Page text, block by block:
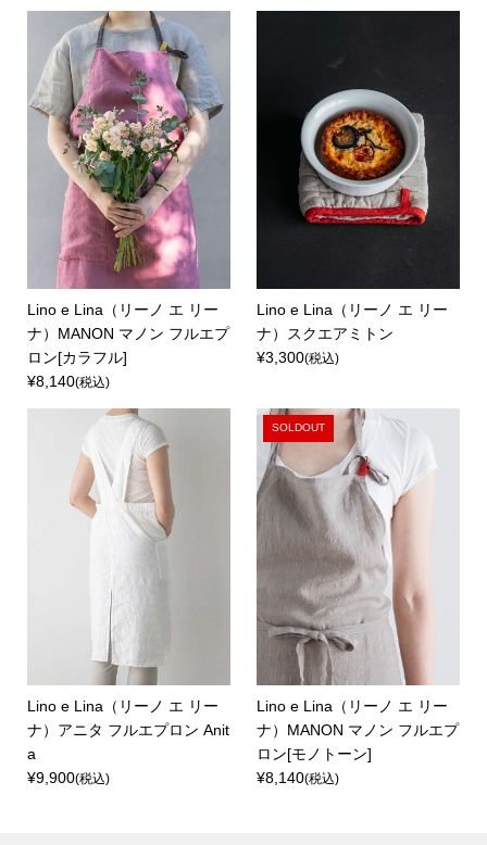
Lino e Lina（リーノ エ リー
ナ）MANON マノン フルエプ
ロン[カラフル]
¥8,140(税込)
Lino e Lina（リーノ エ リー
ナ）スクエアミトン
¥3,300(税込)
Lino e Lina（リーノ エ リー
ナ）アニタ フルエプロン Anit
a
¥9,900(税込)
SOLDOUT
Lino e Lina（リーノ エ リー
ナ）MANON マノン フルエプ
ロン[モノトーン]
¥8,140(税込)